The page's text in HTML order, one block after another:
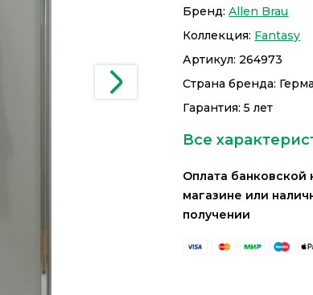
Бренд:Allen Brau
Коллекция: Fantasy
Артикул: 264973
Страна бренда:
Гарантия: 5 лет
Все
Оплата банковской
магазине или
получении